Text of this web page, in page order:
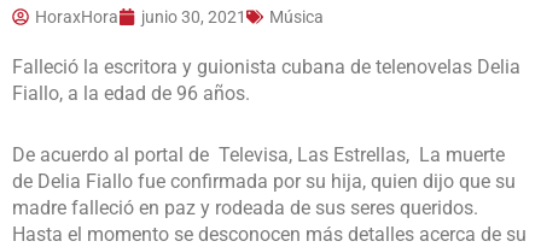
HoraxHora junio 30, 2021 Música
Falleció la escritora y guionista cubana de telenovelas Delia
Fiallo, a la edad de 96 años.
De acuerdo al portal de Televisa, Las Estrellas, La muerte
de Delia Fiallo fue confirmada por su hija, quien dijo que su
madre falleció en paz y rodeada de sus seres queridos.
Hasta el momento se desconocen más detalles acerca de su